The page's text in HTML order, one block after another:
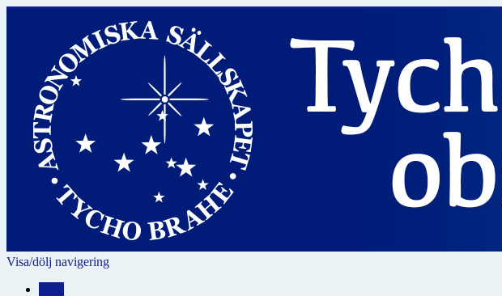
Visa/dölj navigering